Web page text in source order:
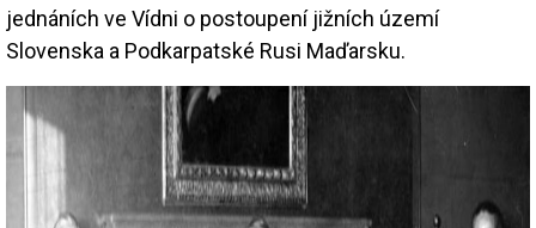
jednáních ve Vídni o postoupení jižních území
Slovenska a Podkarpatské Rusi Maďarsku.